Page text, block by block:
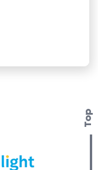
Top